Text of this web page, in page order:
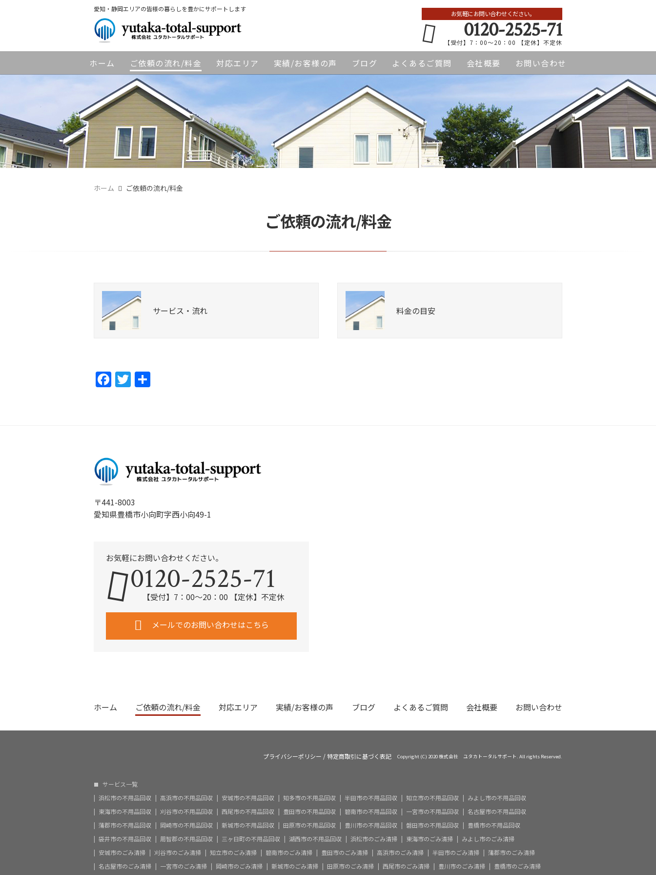
愛知・静岡エリアの皆様の暮らしを豊かにサポートします
お気軽にお問い合わせください。
0120-2525-71
【受付】7：00～20：00 【定休】不定休
ホーム ご依頼の流れ/料金 対応エリア 実績/お客様の声 ブログ よくあるご質問 会社概要 お問い合わせ
ホーム ご依頼の流れ/料金
ご依頼の流れ/料金
サービス・流れ 料金の目安
F
o
o
k
T
〒441-8003
愛知県豊橋市小向町字西小向49-1
お気軽にお問い合わせください。
0120-2525-71
【受付】7：00～20：00 【定休】不定休
メールでのお問い合わせはこちら
ホーム ご依頼の流れ/料金 対応エリア 実績/お客様の声 ブログ よくあるご質問 会社概要 お問い合わせ
プライバシーポリシー /特定商取引に基づく表記 Copyright (C) 2020 株式会社 ユタカトータルサポート. All rights Reserved.
サービス一覧
浜松市の不用品回収
高浜市の不用品回収 安城市の不用品回収 知多市の不用品回収 半田市の不用品回収 知立市の不用品回収
みよし市の不用品回収
東海市の不用品回収
刈谷市の不用品回収 西尾市の不用品回収 豊田市の不用品回収 碧南市の不用品回収 一宮市の不用品回収
名古屋市の不用品回収
蒲郡市の不用品回収
岡崎市の不用品回収 新城市の不用品回収 田原市の不用品回収 豊川市の不用品回収 磐田市の不用品回収
豊橋市の不用品回収
袋井市の不用品回収
周智郡の不用品回収 三ヶ日町の不用品回収 湖西市の不用品回収 浜松市のごみ清掃 東海市のごみ清掃
みよし市のごみ清掃
安城市のごみ清掃
刈谷市のごみ清掃 知立市のごみ清掃 碧南市のごみ清掃 豊田市のごみ清掃 高浜市のごみ清掃 半田市のごみ清掃
蒲郡市のごみ清掃
名古屋市のごみ清掃
一宮市のごみ清掃 岡崎市のごみ清掃 新城市のごみ清掃 田原市のごみ清掃 西尾市のごみ清掃 豊川市のごみ清掃 豊橋市のごみ清掃